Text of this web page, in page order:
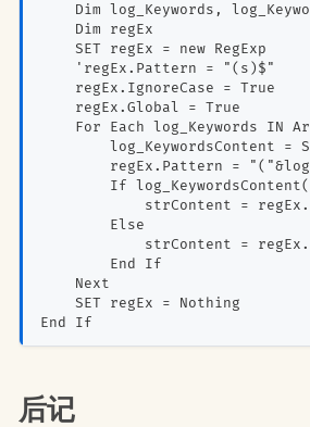
Dim log_Keywords,
Dim regEx
SET regEx = new RegExp
'regEx.Pattern = "(s)$"
regEx.IgnoreCase = True
regEx.Global = True
For Each log_Keywords IN
log_KeywordsContent =
regEx.Pattern =
If
strContent =
Else
strContent =
End If
Next
SET regEx = Nothing
End If
后记